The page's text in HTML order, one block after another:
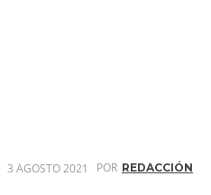
3 AGOSTO 2021 POR REDACCIÓN